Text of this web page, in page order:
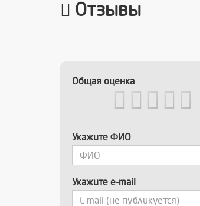
Отзывы
Общая оценка
Укажите ФИО
Укажите e-mail